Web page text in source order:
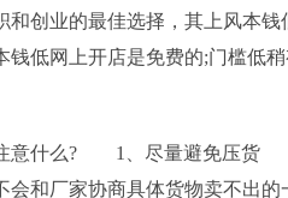
和创业的最佳选择，其上风本
钱低网上开店是免费的;门槛低
什么? 1、尽量避免压货 很
会和厂家协商具体货物卖不出